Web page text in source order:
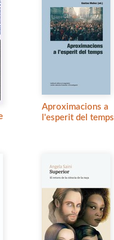
Aproximacions a
l'esperit del temps